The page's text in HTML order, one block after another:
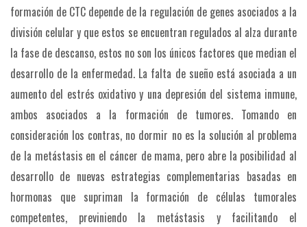
formación de CTC depende de la regulación de genes asociados a la
división celular y que estos se encuentran regulados al alza durante
la fase de descanso, estos no son los únicos factores que median el
desarrollo de la enfermedad. La falta de sueño está asociada a un
aumento del estrés oxidativo y una depresión del sistema inmune,
ambos asociados a la formación de tumores. Tomando en
consideración los contras, no dormir no es la solución al problema
de la metástasis en el cáncer de mama, pero abre la posibilidad al
desarrollo de nuevas estrategias complementarias basadas en
hormonas que supriman la formación de células tumorales
competentes, previniendo la metástasis y facilitando el